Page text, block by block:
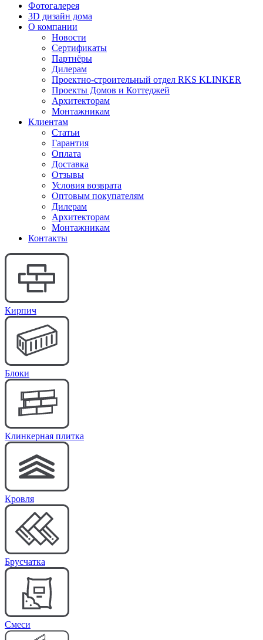
Фотогалерея
3D дизайн дома
О компании
Новости
Сертификаты
Партнёры
Дилерам
Проектно-строительный отдел RKS KLINKER
Проекты Домов и Коттеджей
Архитекторам
Монтажникам
Клиентам
Статьи
Гарантия
Оплата
Доставка
Отзывы
Условия возврата
Оптовым покупателям
Дилерам
Архитекторам
Монтажникам
Контакты
Кирпич
Блоки
Клинкерная плитка
Кровля
Брусчатка
Cмеси